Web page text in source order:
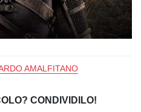
AMALFITANO
CONDIVIDILO!